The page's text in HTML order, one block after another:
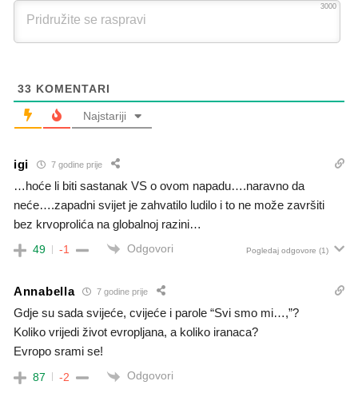
3000
33 KOMENTARI
Najstariji
igi 7 godine prije
…hoće li biti sastanak VS o ovom napadu….naravno da
neće….zapadni svijet je zahvatilo ludilo i to ne može završiti
bez krvoprolića na globalnoj razini…
49 -1 Odgovori Pogledaj odgovore (1)
Annabella 7 godine prije
Gdje su sada svijeće, cvijeće i parole “Svi smo mi…,”?
Koliko vrijedi život evropljana, a koliko iranaca?
Evropo srami se!
87 -2 Odgovori